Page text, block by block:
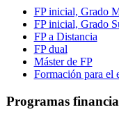
FP inicial, Grado
FP inicial, Grado
FP a Distancia
FP dual
Máster de FP
Formación para el
Programas